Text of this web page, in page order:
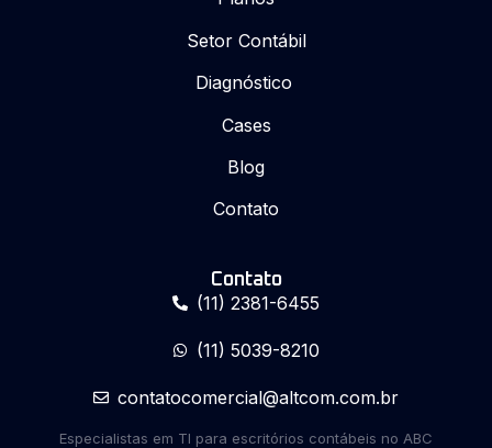
Setor Contábil
Diagnóstico
Cases
Blog
Contato
Contato
(11) 2381-6455
(11) 5039-8210
contatocomercial@altcom.com.br
Especialistas em TI para escritórios contábeis no ABC